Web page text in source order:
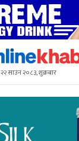
२२ साउन २०८३, शुक्रबार